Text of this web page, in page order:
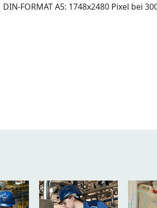
DIN-FORMAT A5: 1748x2480 Pixel bei